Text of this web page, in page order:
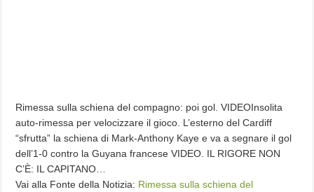
Rimessa sulla schiena del compagno: poi gol. VIDEOInsolita
auto-rimessa per velocizzare il gioco. L’esterno del Cardiff
“sfrutta” la schiena di Mark-Anthony Kaye e va a segnare il gol
dell’1-0 contro la Guyana francese VIDEO. IL RIGORE NON
C’È: IL CAPITANO…
Vai alla Fonte della Notizia: Rimessa sulla schiena del